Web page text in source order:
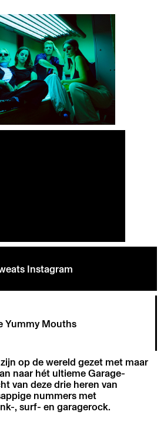
Instagram
Yummy Mouths
op de wereld gezet met maar
naar hét ultieme Garage-
van deze drie heren van
nummers met
, surf- en garagerock.